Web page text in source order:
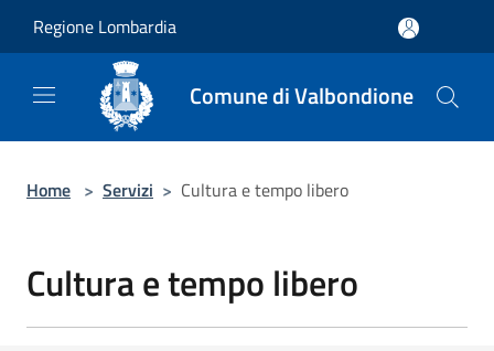
Regione Lombardia
Comune di Valbondione
Home > Servizi > Cultura e tempo libero
Cultura e tempo libero